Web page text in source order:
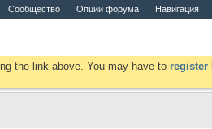
Сообщество Опции форума Навигация
the link above. You may have to register